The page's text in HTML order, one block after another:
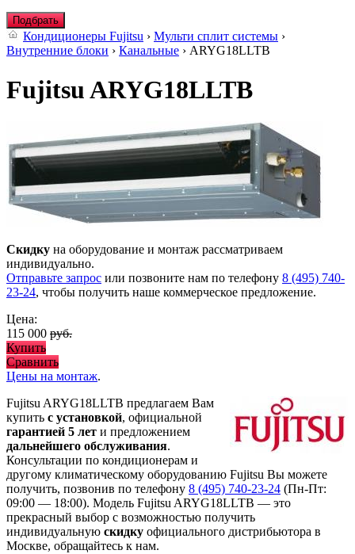
Подбрать
Кондиционеры Fujitsu › Мульти сплит системы ›
Внутренние блоки › Канальные › ARYG18LLTB
Fujitsu ARYG18LLTB
Скидку на оборудование и монтаж рассматриваем
индивидуально.
Отправьте запрос или позвоните нам по телефону 8 (495) 740-
23-24, чтобы получить наше коммерческое предложение.
Цена:
115 000 руб.
Купить
Сравнить
Цены на монтаж.
Fujitsu ARYG18LLTB предлагаем Вам
купить с установкой, официальной
гарантией 5 лет и предложением
дальнейшего обслуживания.
Консультации по кондиционерам и
другому климатическому оборудованию Fujitsu Вы можете
получить, позвонив по телефону 8 (495) 740-23-24 (Пн-Пт:
09:00 — 18:00). Модель Fujitsu ARYG18LLTB — это
прекрасный выбор с возможностью получить
индивидуальную скидку официального дистрибьютора в
Москве, обращайтесь к нам.